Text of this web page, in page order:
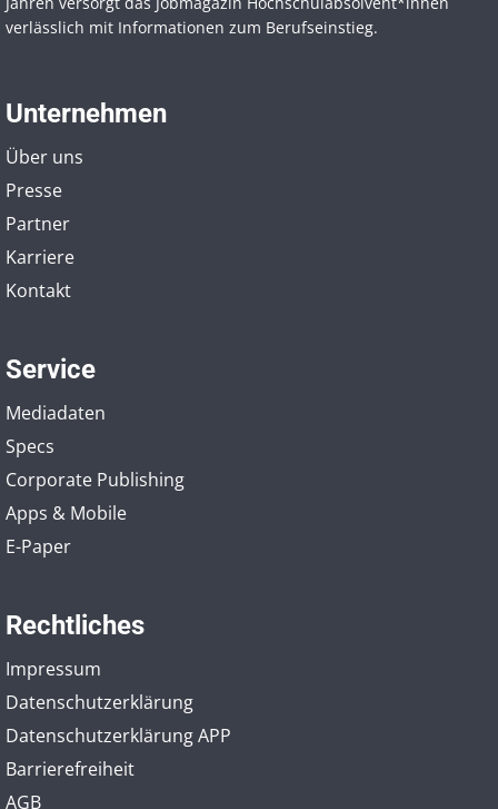
verlässlich mit Informationen zum Berufseinstieg.
Unternehmen
Über uns
Presse
Partner
Karriere
Kontakt
Service
Mediadaten
Specs
Corporate Publishing
Apps & Mobile
E-Paper
Rechtliches
Impressum
Datenschutzerklärung
Datenschutzerklärung APP
Barrierefreiheit
AGB